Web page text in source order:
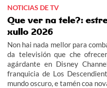
NOTICIAS DE TV
Que ver na tele?:
xullo 2026
Non hai nada mellor para
da televisión que che
agárdante en Disney
franquicia de Los
mundo oscuro, e tamén coa